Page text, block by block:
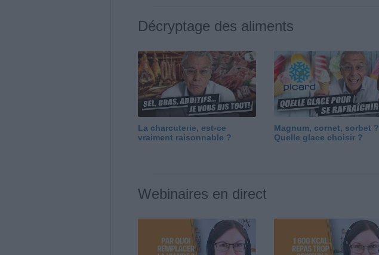
Décryptage des aliments
La charcuterie, est-ce
vraiment raisonnable ?
Magnum, cornet, sorbet ?
Quelle glace choisir ?
Webinaires en direct